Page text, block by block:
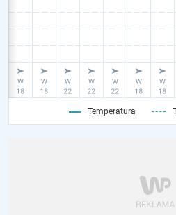
Temperatura